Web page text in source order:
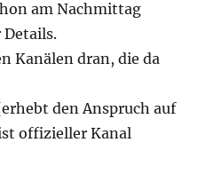
am Nachmittag
Kanälen dran, die da
den Anspruch auf
offizieller Kanal